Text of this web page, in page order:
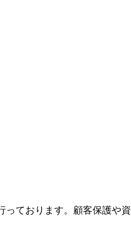
ております。顧客保護や